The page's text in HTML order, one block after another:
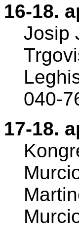
16-18.
Josip
040-
17-18.